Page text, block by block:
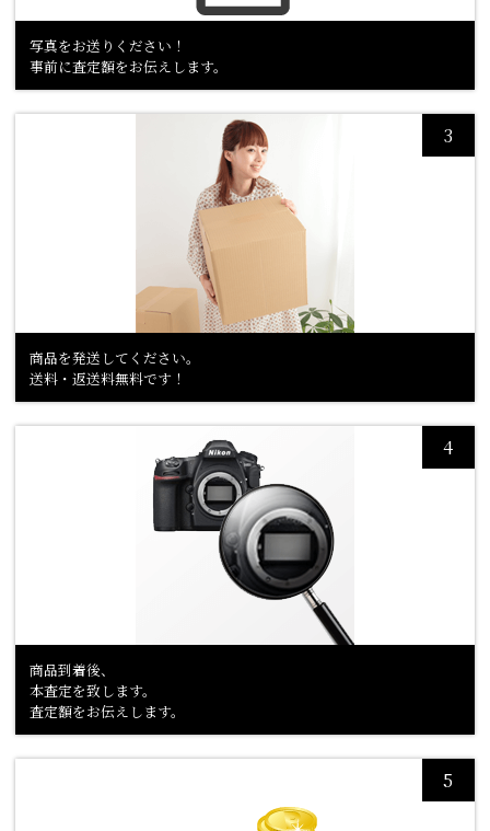
写真をお送りください！
事前に査定額をお伝えします。
商品を発送してください。
送料・返送料無料です！
商品到着後、
本査定を致します。
査定額をお伝えします。